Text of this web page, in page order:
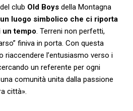
club Old Boys della Montagna
luogo simbolico che ci riporta
un tempo. Terreni non perfetti,
finiva in porta. Con questa
riaccendere l’entusiasmo verso i
un referente per ogni
comunità unita dalla passione
città».